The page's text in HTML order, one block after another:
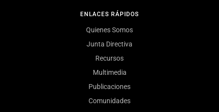
ENLACES RÁPIDOS
Quienes Somos
Junta Directiva
Recursos
Multimedia
Publicaciones
Comunidades